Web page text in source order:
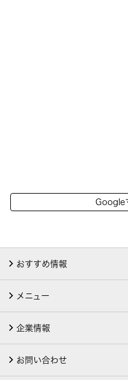
Google
おすすめ情報
メニュー
企業情報
お問い合わせ